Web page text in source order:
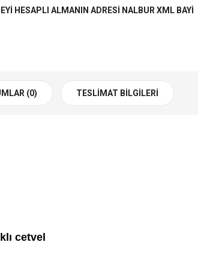
HESAPLI ALMANIN ADRESI NALBUR XML BAYI
(0) TESLIMAT BILGILERI
cetvel